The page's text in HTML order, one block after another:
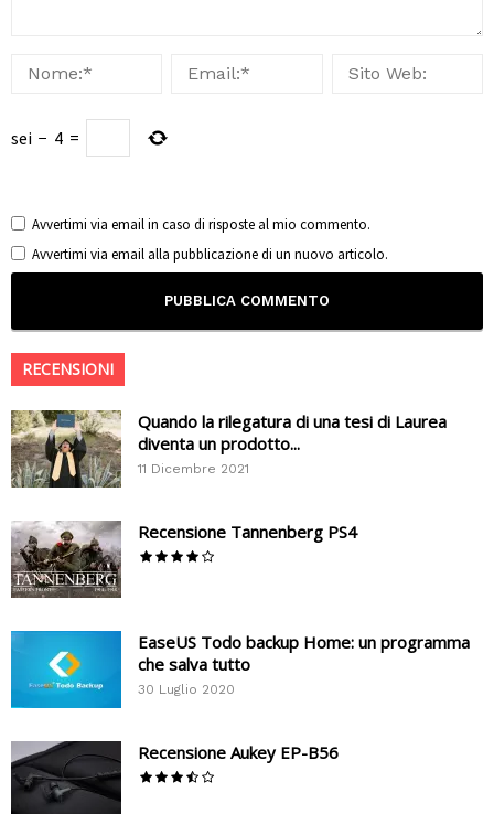
sei − 4 =
Avvertimi via email in caso di risposte al mio commento.
Avvertimi via email alla pubblicazione di un nuovo articolo.
RECENSIONI
Quando la rilegatura di una tesi di Laurea
diventa un prodotto...
11 Dicembre 2021
Recensione Tannenberg PS4
EaseUS Todo backup Home: un programma
che salva tutto
30 Luglio 2020
Recensione Aukey EP-B56